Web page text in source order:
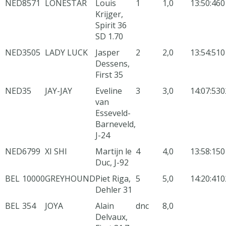
NED8571 LONESTAR
Louis
Krijger,
Spirit 36
SD 1.70
1 1,0 13:50:46
NED3505 LADY LUCK
Jasper
Dessens,
First 35
2 2,0 13:54:51
NED35 JAY-JAY
Eveline
van
Esseveld-
Barneveld,
J-24
3 3,0 14:07:53
NED6799 XI SHI
Martijn le
Duc, J-92
4 4,0 13:58:15
BEL 10000GREYHOUNDPiet Riga,
Dehler 31
5 5,0 14:20:41
BEL 354 JOYA
Alain
Delvaux,
dnc 8,0